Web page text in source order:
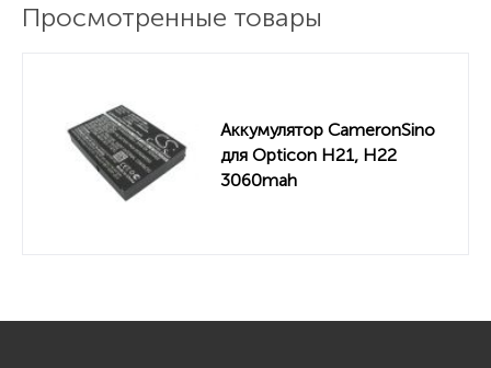
Просмотренные товары
Аккумулятор CameronSino
для Opticon H21, H22
3060mah